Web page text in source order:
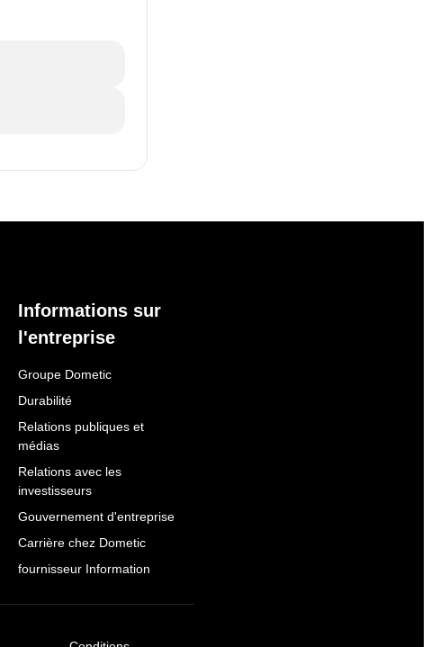
Informations sur
l'entreprise
Groupe Dometic
Durabilité
Relations publiques et
médias
Relations avec les
investisseurs
Gouvernement d'entreprise
Carrière chez Dometic
fournisseur Information